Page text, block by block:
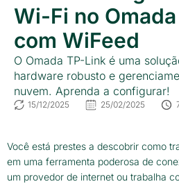
Wi-Fi no
com WiFeed
O Omada TP-Link é uma
hardware robusto e
nuvem. Aprenda a configurar!
15/12/2025 25/02/2025
Você está prestes a descobrir como
em uma ferramenta poderosa de
um provedor de internet ou trabalha